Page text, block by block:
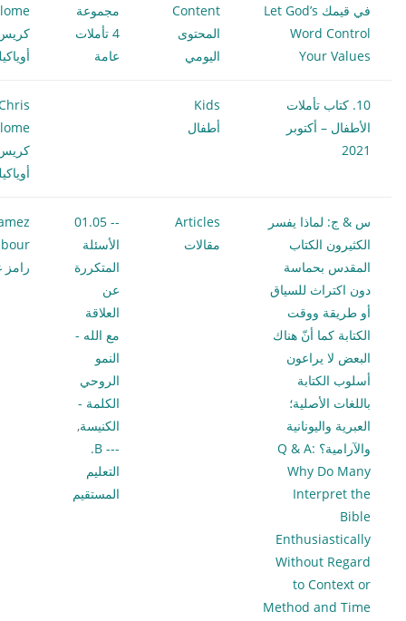
في قيمك Let God’s
Word Control
Your Values
Content
المحتوى
اليومي
مجموعة
4 تأملات
عامة
10. كتاب تأملات
الأطفال – أكتوبر
2021
Kids
أطفال
س & ج: لماذا يفسر
الكثيرون الكتاب
المقدس بحماسة
دون اكتراث للسياق
أو طريقة ووقت
الكتابة كما أنّ هناك
البعض لا يراعون
أسلوب الكتابة
باللغات الأصلية؛
العبرية واليونانية
والآرامية؟ Q & A:
Why Do Many
Interpret the
Bible
Enthusiastically
Without Regard
to Context or
Method and Time
Articles
مقالات
-- 01.05
الأسئلة
المتكررة
عن
العلاقة
مع الله -
النمو
الروحي
الكلمة -
الكنيسة,
--- B.
التعليم
المستقيم
رامز